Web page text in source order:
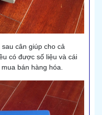
cân giúp cho cả
có được số liệu và cái
bán hàng hóa.